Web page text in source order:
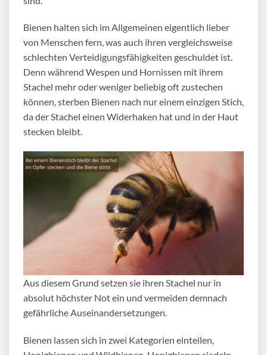
Bienen halten sich im Allgemeinen eigentlich lieber
von Menschen fern, was auch ihren vergleichsweise
schlechten Verteidigungsfähigkeiten geschuldet ist.
Denn während Wespen und Hornissen mit ihrem
Stachel mehr oder weniger beliebig oft zustechen
können, sterben Bienen nach nur einem einzigen Stich,
da der Stachel einen Widerhaken hat und in der Haut
stecken bleibt.
Aus diesem Grund setzen sie ihren Stachel nur in
absolut höchster Not ein und vermeiden demnach
gefährliche Auseinandersetzungen.
Bienen lassen sich in zwei Kategorien einteilen,